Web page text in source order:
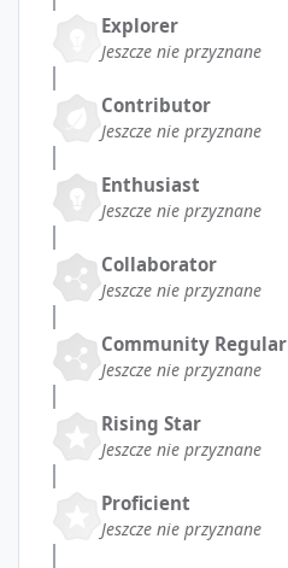
Explorer
Jeszcze nie przyznane
Contributor
Jeszcze nie przyznane
Enthusiast
Jeszcze nie przyznane
Collaborator
Jeszcze nie przyznane
Community Regular
Jeszcze nie przyznane
Rising Star
Jeszcze nie przyznane
Proficient
Jeszcze nie przyznane